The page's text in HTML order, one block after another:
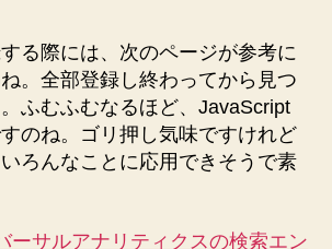
る際には、次のページが参考に
。全部登録し終わってから見つ
ふむふむなるほど、JavaScript
のね。ゴリ押し気味ですけれど
ろんなことに応用できそうで素
ーサルアナリティクスの検索エン